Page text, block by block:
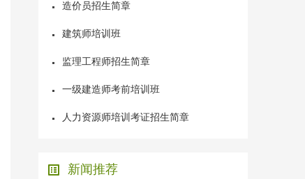
造价员招生简章
建筑师培训班
监理工程师招生简章
一级建造师考前培训班
人力资源师培训考证招生简章
新闻推荐